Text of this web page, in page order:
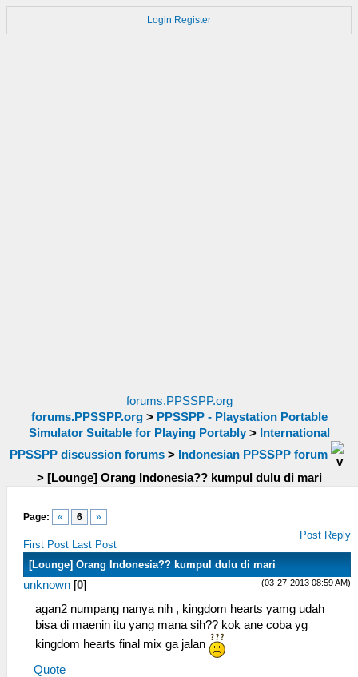
Login Register
forums.PPSSPP.org
forums.PPSSPP.org> PPSSPP - Playstation Portable
Simulator Suitable for Playing Portably> International
PPSSPP discussion forums> Indonesian PPSSPP forum
> [Lounge] Orang Indonesia?? kumpul dulu di mari
Page: « 6 »
First Post Last Post
Post Reply
[Lounge] Orang Indonesia?? kumpul dulu di mari
(03-27-2013 08:59 AM)
unknown [0]
agan2 numpang nanya nih , kingdom hearts yamg udah
bisa di maenin itu yang mana sih?? kok ane coba yg
kingdom hearts final mix ga jalan
Quote